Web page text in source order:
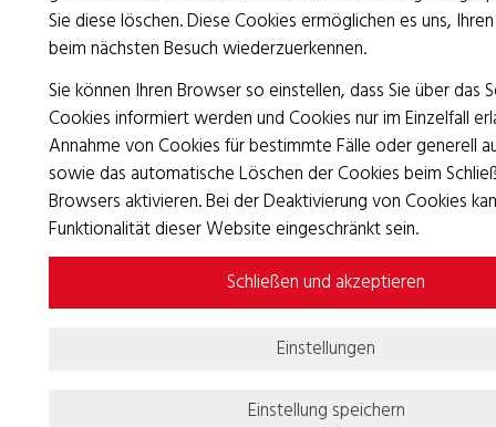
Sie diese löschen. Diese Cookies ermöglichen es uns,
beim nächsten Besuch wiederzuerkennen.
Sie können Ihren Browser so einstellen, dass Sie über das
Cookies informiert werden und Cookies nur im Einzelfall
Annahme von Cookies für bestimmte Fälle oder generell
sowie das automatische Löschen der Cookies beim
Browsers aktivieren. Bei der Deaktivierung von Cookies
Funktionalität dieser Website eingeschränkt sein.
Schließen und akzeptieren
Einstellungen
Einstellung speichern